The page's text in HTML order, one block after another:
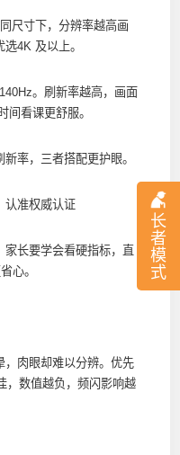
长
者
模
式
寸下，分辨率越高画
4K 及以上。
。刷新率越高，画面
间看课更舒服。
率，三者搭配更护眼。
准权威认证
长要学会看硬指标，直
心。
肉眼却难以分辨。优先
，数值越负，频闪影响越